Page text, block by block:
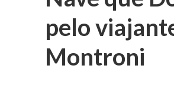
pelo
Montroni